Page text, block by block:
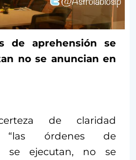
de aprehensión se
no se anuncian en
de claridad
“las órdenes de
se ejecutan, no se